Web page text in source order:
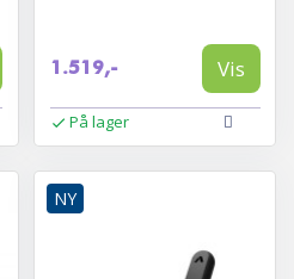
1.519,- Vis
På lager
NY